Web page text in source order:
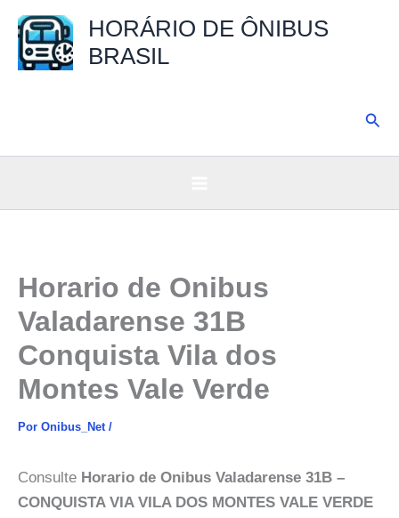
para
HORÁRIO DE ÔNIBUS
BRASIL
Horario de Onibus
Valadarense 31B
Conquista Vila dos
Montes Vale Verde
Por Onibus_Net /
Consulte Horario de Onibus Valadarense 31B –
CONQUISTA VIA VILA DOS MONTES VALE VERDE